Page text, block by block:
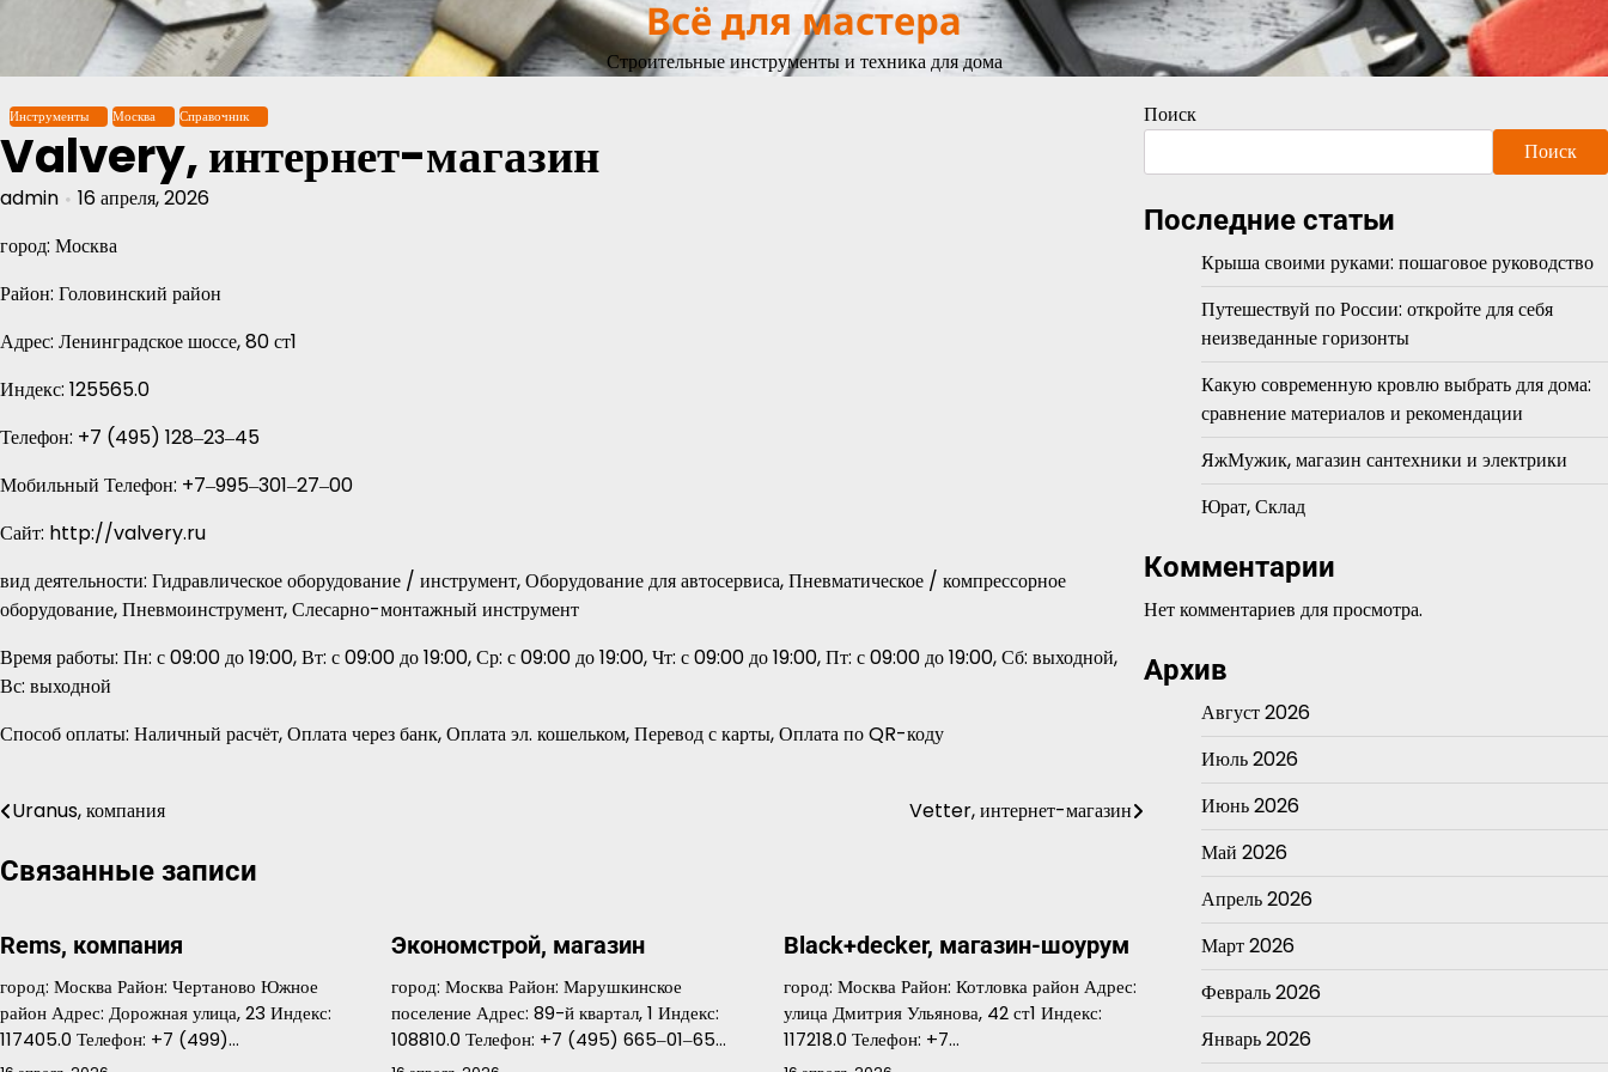
содержимому
Всё для мастера
Строительные инструменты и техника для дома
Инструменты Москва Справочник
Valvery, интернет-магазин
admin
16 апреля, 2026
город: Москва
Район: Головинский район
Адрес: Ленинградское шоссе, 80 ст1
Индекс: 125565.0
Телефон: +7 (495) 128‒23‒45
Мобильный Телефон: +7‒995‒301‒27‒00
Сайт: http://valvery.ru
вид деятельности: Гидравлическое оборудование / инструмент, Оборудование для автосервиса, Пневматическое / компрессорное
оборудование, Пневмоинструмент, Слесарно-монтажный инструмент
Время работы: Пн: с 09:00 до 19:00, Вт: с 09:00 до 19:00, Ср: с 09:00 до 19:00, Чт: с 09:00 до 19:00, Пт: с 09:00 до 19:00, Сб: выходной,
Вс: выходной
Способ оплаты: Наличный расчёт, Оплата через банк, Оплата эл. кошельком, Перевод с карты, Оплата по QR-коду
Навигация
по
Uranus, компания Vetter, интернет-магазин
Связанные записи
Rems, компания
город: Москва Район: Чертаново Южное
район Адрес: Дорожная улица, 23 Индекс:
117405.0 Телефон: +7 (499)…
Экономстрой, магазин
город: Москва Район: Марушкинское
поселение Адрес: 89-й квартал, 1 Индекс:
108810.0 Телефон: +7 (495) 665‒01‒65…
Black+decker, магазин-шоурум
город: Москва Район: Котловка район Адрес:
улица Дмитрия Ульянова, 42 ст1 Индекс:
117218.0 Телефон: +7…
Поиск
Поиск
Последние статьи
Крыша своими руками: пошаговое руководство
Путешествуй по России: откройте для себя
неизведанные горизонты
Какую современную кровлю выбрать для дома:
сравнение материалов и рекомендации
ЯжМужик, магазин сантехники и электрики
Юрат, Склад
Комментарии
Нет комментариев для просмотра.
Архив
Август 2026
Июль 2026
Июнь 2026
Май 2026
Апрель 2026
Март 2026
Февраль 2026
Январь 2026